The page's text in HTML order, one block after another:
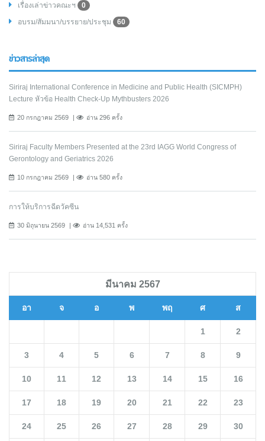
เรื่องเล่าข่าวคณะฯ
0
อบรม/สัมมนา/บรรยาย/ประชุม
60
ข่าวสารล่าสุด
Siriraj International Conference in Medicine and Public Health (SICMPH)
Lecture หัวข้อ Health Check-Up Mythbusters 2026
20 กรกฎาคม 2569 อ่าน 296 ครั้ง
Siriraj Faculty Members Presented at the 23rd IAGG World Congress of
Gerontology and Geriatrics 2026
10 กรกฎาคม 2569 อ่าน 580 ครั้ง
การให้บริการฉีดวัคซีน
30 มิถุนายน 2569 อ่าน 14,531 ครั้ง
มีนาคม 2567
อา จ อ พ พฤ ศ ส
1 2
3 4 5 6 7 8 9
10 11 12 13 14 15 16
17 18 19 20 21 22 23
24 25 26 27 28 29 30